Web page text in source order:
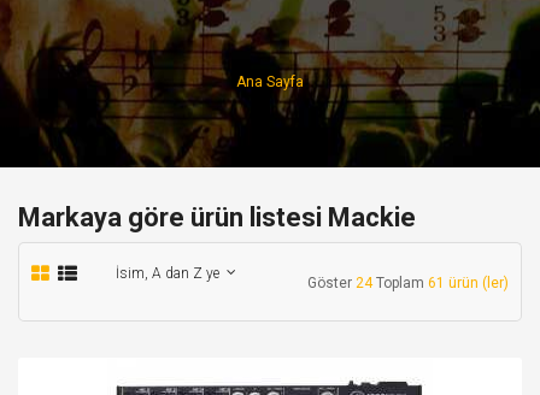
Ana Sayfa
Markaya göre ürün listesi Mackie
İsim, A dan Z ye
Göster 24Toplam 61 ürün (ler)